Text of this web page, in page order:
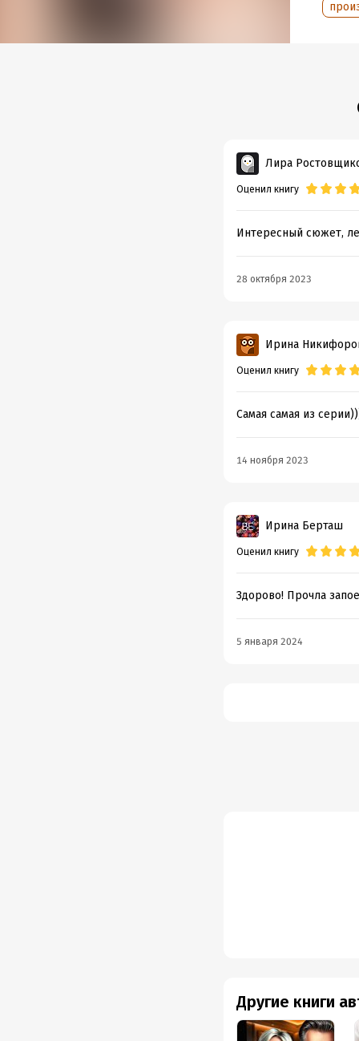
Лира
Оценил книгу
Интересный сюжет,
28 октября 2023
Ирина
Оценил книгу
Самая самая из
14 ноября 2023
Ирина Берташ
Оценил книгу
Здорово! Прочла
5 января 2024
Другие книги